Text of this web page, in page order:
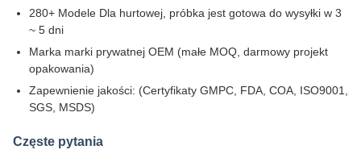
280+ Modele Dla hurtowej, próbka jest gotowa do wysyłki w 3
~ 5 dni
Marka marki prywatnej OEM (małe MOQ, darmowy projekt
opakowania)
Zapewnienie jakości: (Certyfikaty GMPC, FDA, COA, ISO9001,
SGS, MSDS)
Częste pytania